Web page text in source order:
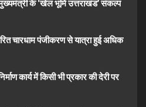
के ‘खेल भूमि उत्तराखंड’ संकल्प
चारधाम पंजीकरण से यात्रा हुई अधिक
कार्य में किसी भी प्रकार की देरी पर